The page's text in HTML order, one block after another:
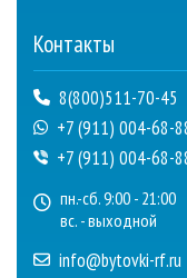
Контакты
8(800)511-70-45
+7 (911) 004-68-
+7 (911) 004-68-
пн.-сб. 9:00 - 21:00
вс. - выходной
info@bytovki-rf.ru